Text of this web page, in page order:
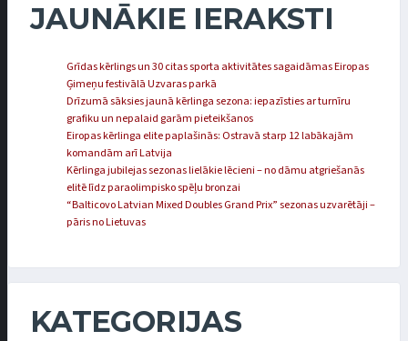
JAUNĀKIE IERAKSTI
Grīdas kērlings un 30 citas sporta aktivitātes sagaidāmas Eiropas
Ģimeņu festivālā Uzvaras parkā
Drīzumā sāksies jaunā kērlinga sezona: iepazīsties ar turnīru
grafiku un nepalaid garām pieteikšanos
Eiropas kērlinga elite paplašinās: Ostravā starp 12 labākajām
komandām arī Latvija
Kērlinga jubilejas sezonas lielākie lēcieni – no dāmu atgriešanās
elitē līdz paraolimpisko spēļu bronzai
“Balticovo Latvian Mixed Doubles Grand Prix” sezonas uzvarētāji –
pāris no Lietuvas
KATEGORIJAS